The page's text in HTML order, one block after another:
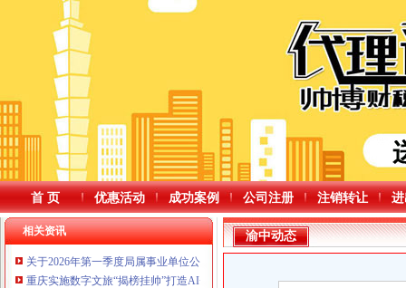
首 页 优惠活动 成功案例 公司注册 注销转让
相关资讯
关于2026年第一季度局属事业单位公开招聘、遴选工作人员资格复审的重庆公
重庆实施数字文旅“揭榜挂帅”打造AI+文旅示范高地重庆公司减资规则
渝中动态